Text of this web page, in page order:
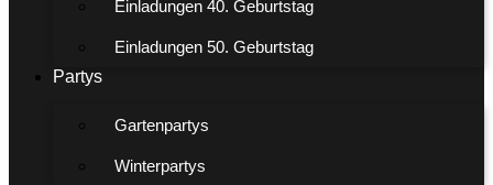
Einladungen 40. Geburtstag
Einladungen 50. Geburtstag
Partys
Gartenpartys
Winterpartys